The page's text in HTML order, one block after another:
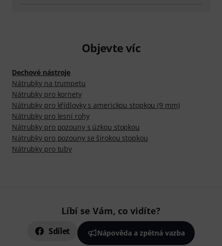
Objevte víc
Dechové nástroje
Nátrubky na trumpetu
Nátrubky pro kornety
Nátrubky pro křídlovky s americkou stopkou (9 mm)
Nátrubky pro lesní rohy
Nátrubky pro pozouny s úzkou stopkou
Nátrubky pro pozouny se širokou stopkou
Nátrubky pro tuby
Líbí se Vám, co vidíte?
Sdílet Nápověda a zpětná vazba